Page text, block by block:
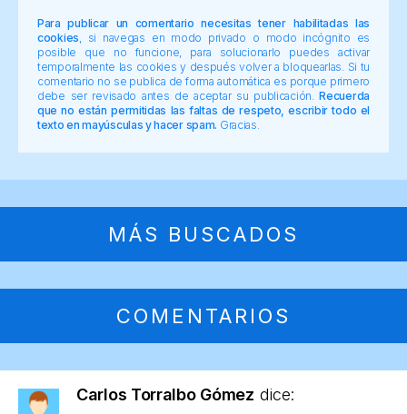
Para publicar un comentario necesitas tener habilitadas las
cookies , si navegas en modo privado o modo incógnito es
posible que no funcione, para solucionarlo puedes activar
temporalmente las cookies y después volver a bloquearlas. Si tu
comentario no se publica de forma automática es porque primero
debe ser revisado antes de aceptar su publicación.Recuerda
que no están permitidas las faltas de respeto, escribir todo el
texto en mayúsculas y hacer spam. Gracias.
MÁS BUSCADOS
COMENTARIOS
Carlos Torralbo Gómez dice: